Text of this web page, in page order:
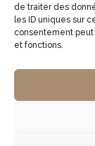
de traiter des
les ID uniques sur
consentement
et fonctions.